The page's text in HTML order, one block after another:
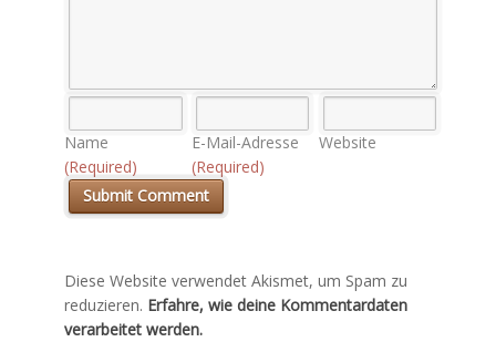
Name
(Required)
E-Mail-Adresse
(Required)
Website
Diese Website verwendet Akismet, um Spam zu
reduzieren. Erfahre, wie deine Kommentardaten
verarbeitet werden.